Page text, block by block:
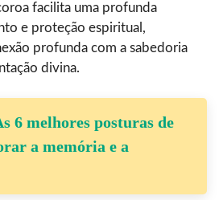
facilita uma profunda
e proteção espiritual,
profunda com a sabedoria
divina.
6 melhores posturas de
a memória e a